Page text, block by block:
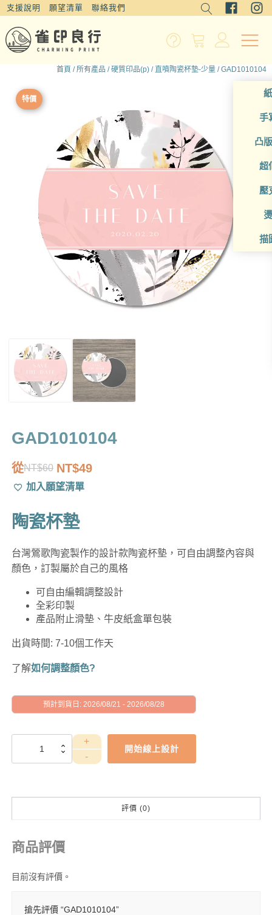
支援說明 願望清單 聯絡我們
手
凸
超
壓
描
首頁 /所有產品 /硬質印品(p) / 直噴陶瓷杯墊-少量 / GAD1010104
特價
GAD1010104
從NT$60
原
始
價
格：
NT$49
目
前
價
格：
加入願望清單
陶瓷杯墊
台灣鶯歌陶瓷製作的設計款陶瓷杯墊，可自由調整內容與
顏色，訂製屬於自己的風格
可自由編輯調整設計
全彩印製
產品附止滑墊、牛皮紙盒單包裝
出貨時間: 7-10個工作天
了解如何調整顏色?
預計到貨日: 2026/08/21 - 2026/08/28
GAD1010104
開始線上設計
評價 (0)
商品評價
目前沒有評價。
搶先評價 “GAD1010104”